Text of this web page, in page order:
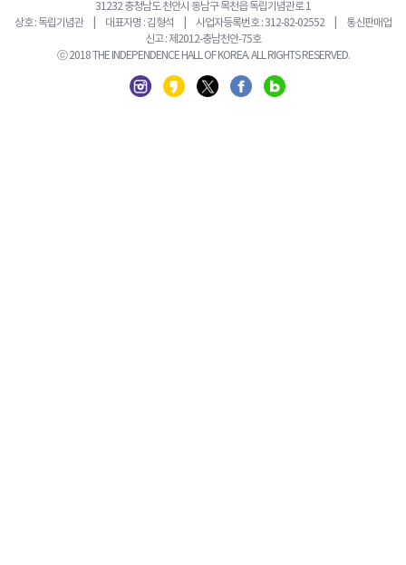
31232 충청남도 천안시 동남구 목천읍 독립기념관로 1
상호 : 독립기념관 | 대표자명 : 김형석 | 사업자등록번호 : 312-82-02552 | 통신판매업
신고 : 제2012-충남천안-75호
ⓒ 2018 THE INDEPENDENCE HALL OF KOREA. ALL RIGHTS RESERVED.